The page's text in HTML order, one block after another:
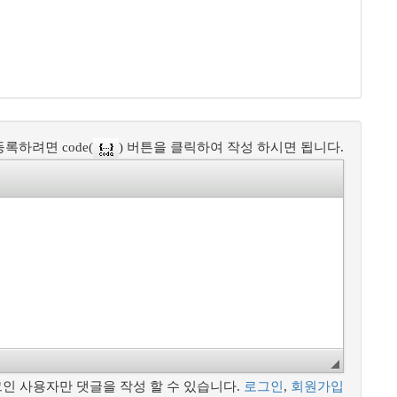
록하려면 code( ) 버튼을 클릭하여 작성 하시면 됩니다.
사용자만 댓글을 작성 할 수 있습니다. 로그인 , 회원가입